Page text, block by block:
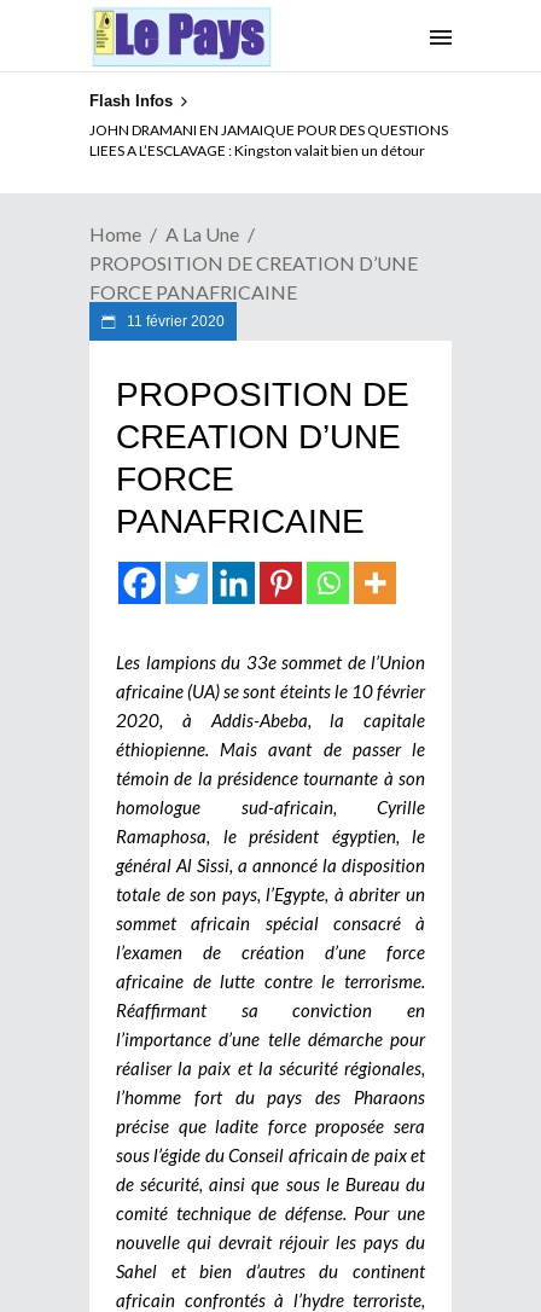
Flash Infos
JOHN DRAMANI EN JAMAIQUE POUR DES QUESTIONS
LIEES A L’ESCLAVAGE : Kingston valait bien un détour
ELECTION DE TALON A LA TETE DU SENAT BENINOIS :
Quand Patrice quitte le pouvoir sans partir !
Home
A La Une
PROPOSITION DE CREATION D’UNE
FORCE PANAFRICAINE
11 février 2020
PROPOSITION DE
CREATION D’UNE
FORCE
PANAFRICAINE
Les lampions du 33e sommet de l’Union
africaine (UA) se sont éteints le 10 février
2020, à Addis-Abeba, la capitale
éthiopienne. Mais avant de passer le
témoin de la présidence tournante à son
homologue sud-africain, Cyrille
Ramaphosa, le président égyptien, le
général Al Sissi, a annoncé la disposition
totale de son pays, l’Egypte, à abriter un
sommet africain spécial consacré à
l’examen de création d’une force
africaine de lutte contre le terrorisme.
Réaffirmant sa conviction en
l’importance d’une telle démarche pour
réaliser la paix et la sécurité régionales,
l’homme fort du pays des Pharaons
précise que ladite force proposée sera
sous l’égide du Conseil africain de paix et
de sécurité, ainsi que sous le Bureau du
comité technique de défense. Pour une
nouvelle qui devrait réjouir les pays du
Sahel et bien d’autres du continent
africain confrontés à l’hydre terroriste,